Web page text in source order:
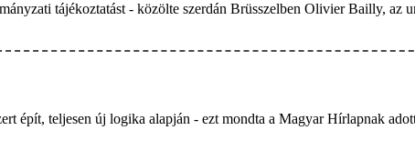
tájékoztatást - közölte szerdán Brüsszelben Olivier Bailly, az
épít, teljesen új logika alapján - ezt mondta a Magyar Hírlapnak